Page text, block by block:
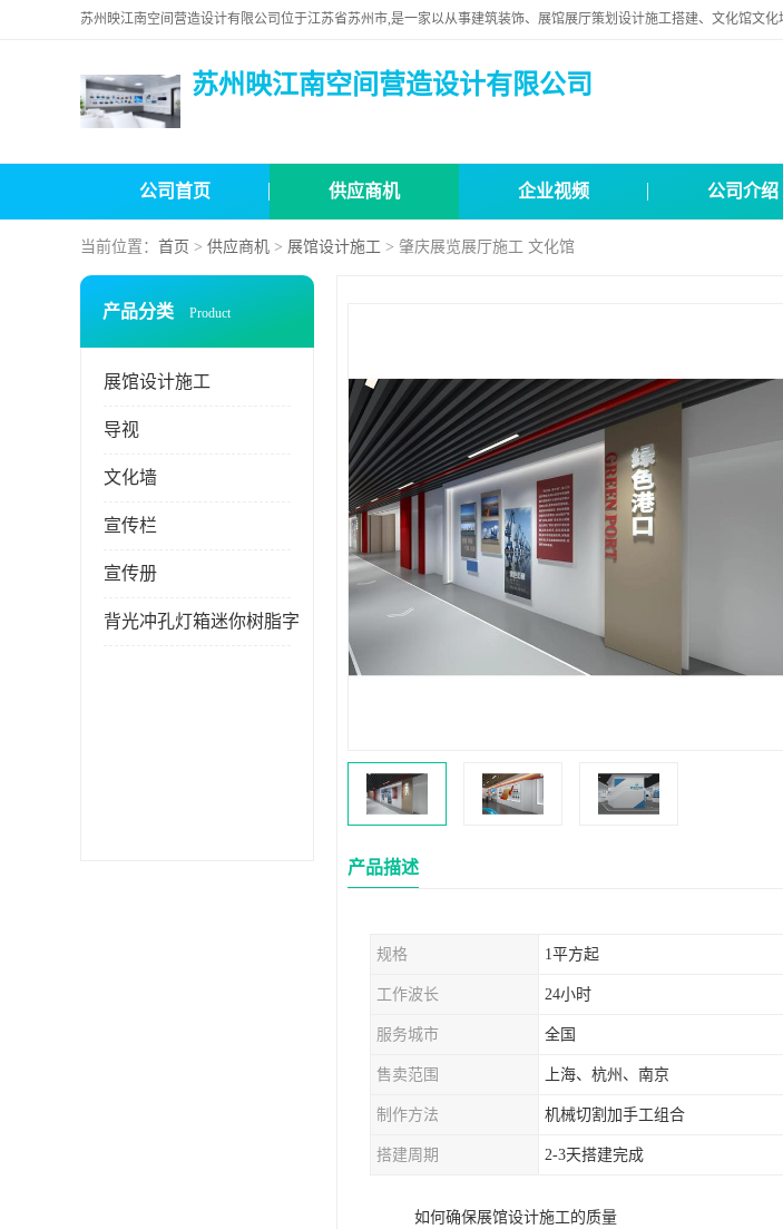
苏州映江南空间营造设计有限公司
公司首页 供应商机 企业视频 公司介绍
当前位置： 首页 > 供应商机 > 展馆设计施工 > 肇庆展览展厅施工 文化馆
产品分类 Product
展馆设计施工
导视
文化墙
宣传栏
宣传册
背光冲孔灯箱迷你树脂字
产品描述
规格 1平方起
工作波长 24小时
服务城市 全国
售卖范围 上海、杭州、南京
制作方法 机械切割加手工组合
搭建周期 2-3天搭建完成
如何确保展馆设计施工的质量